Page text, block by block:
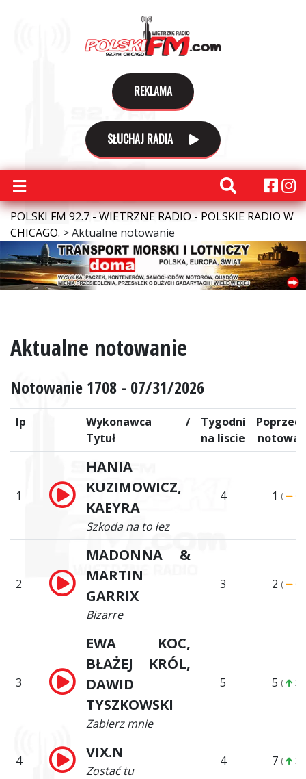
REKLAMA
SŁUCHAJ RADIA
POLSKI FM 92.7 - WIETRZNE RADIO - POLSKIE RADIO W
CHICAGO. >Aktualne notowanie
Aktualne notowanie
Notowanie 1708 - 07/31/2026
lp
Wykonawca /
Tytuł
Tygodni
na liscie
1
HANIA
KUZIMOWICZ,
KAEYRA
Szkoda na to łez
4 1 (
2
MADONNA &
MARTIN
GARRIX
Bizarre
3 2 (
3
EWA KOC,
BŁAŻEJ KRÓL,
DAWID
TYSZKOWSKI
Zabierz mnie
5 5 ( 2)
4 VIX.N
Zostać tu
4 7 ( 3)